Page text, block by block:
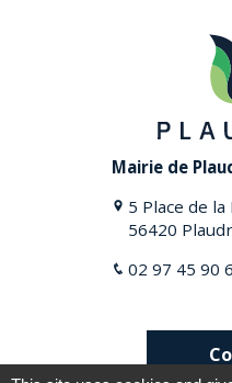
Mairie de
5 Place de
56420
02 97 45 90